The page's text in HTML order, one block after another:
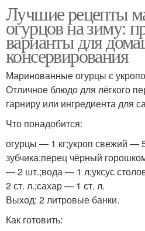
Лучшие рецепты
огурцов на зиму:
варианты для
консервирования
Маринованные огурцы с
Отличное блюдо для лёгкого
гарниру или ингредиента для
Что понадобится:
огурцы — 1 кг;укроп свежий —
зубчика;перец чёрный
— 2 шт.;вода — 1 л;уксус
2 ст. л.;сахар — 1 ст. л.
Выход: 2 литровые банки.
Как готовить: